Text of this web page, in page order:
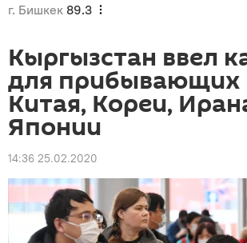
г. Бишкек 89.3
Кыргызстан ввел
для прибывающих
Китая, Кореи,
Японии
14:36 25.02.2020